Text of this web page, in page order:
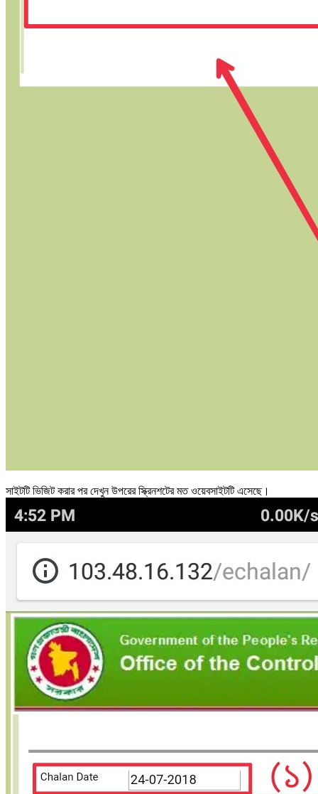
সাইটটি ভিজিট করার পর দেখুন উপরের স্ক্রিনশটের মত ওয়েবসাইটটি এসেছে।